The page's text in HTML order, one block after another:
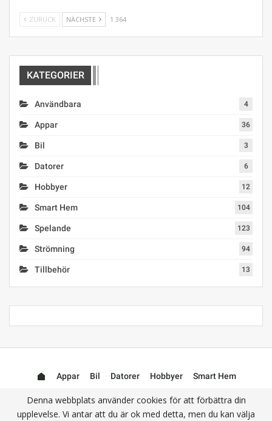
ZURÜCK NÄCHSTE 1 364
KATEGORIER
Användbara 4
Appar 36
Bil 3
Datorer 6
Hobbyer 12
Smart Hem 104
Spelande 123
Strömning 94
Tillbehör 13
Appar Bil Datorer Hobbyer
Smart Hem
Denna webbplats använder cookies för att förbättra din
upplevelse. Vi antar att du är ok med detta, men du kan välja